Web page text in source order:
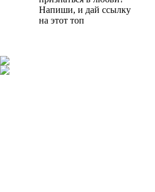
Напиши, и дай ссылку
на этот топ